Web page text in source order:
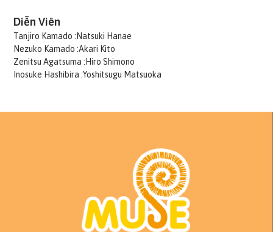
Diễn Viên
Tanjiro Kamado :Natsuki Hanae
Nezuko Kamado :Akari Kito
Zenitsu Agatsuma :Hiro Shimono
Inosuke Hashibira :Yoshitsugu Matsuoka